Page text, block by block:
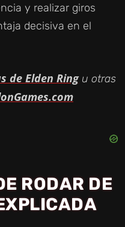
y realizar giros
decisiva en el
de Elden Ringu otras
RODAR DE